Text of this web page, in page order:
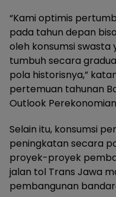
“Kami optimis
pada tahun depan
oleh konsumsi swasta
tumbuh secara
pola historisnya,”
pertemuan tahunan
Outlook Perekonomian
Selain itu, konsumsi
peningkatan secara
proyek-proyek
jalan tol Trans Jawa
pembangunan